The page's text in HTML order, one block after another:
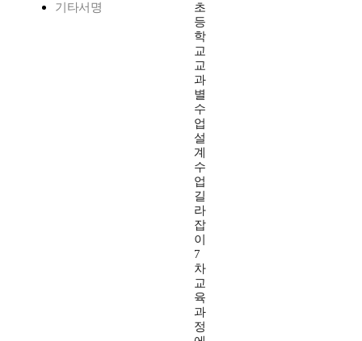
기타서명
초
등
학
교
교
과
별
수
업
설
계
수
업
길
라
잡
이
7
차
교
육
과
정